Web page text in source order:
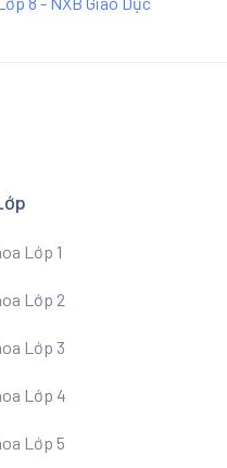
Lớp 1
Lớp 2
Lớp 3
Lớp 4
Lớp 5